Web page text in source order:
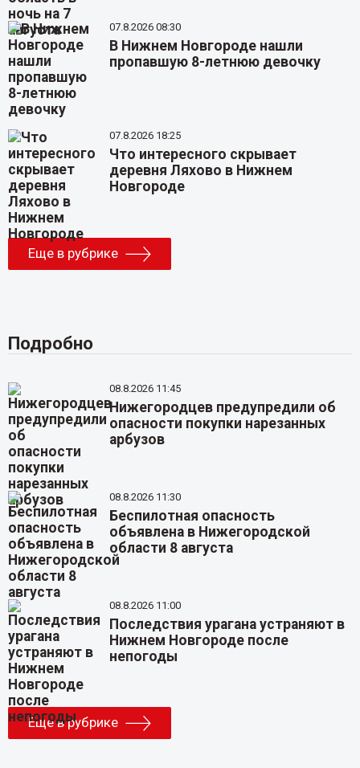
07.8.2026 08:30
В Нижнем Новгороде нашли
пропавшую 8-летнюю девочку
07.8.2026 18:25
Что интересного скрывает
деревня Ляхово в Нижнем
Новгороде
Еще в рубрике
Подробно
08.8.2026 11:45
Нижегородцев предупредили об
опасности покупки нарезанных
арбузов
08.8.2026 11:30
Беспилотная опасность
объявлена в Нижегородской
области 8 августа
08.8.2026 11:00
Последствия урагана устраняют в
Нижнем Новгороде после
непогоды
Еще в рубрике